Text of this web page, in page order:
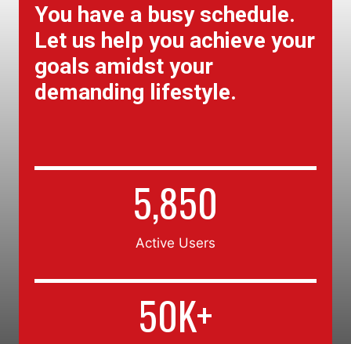
You have a busy schedule.
Let us help you achieve your
goals amidst your
demanding lifestyle.
5,850
Active Users
50K+